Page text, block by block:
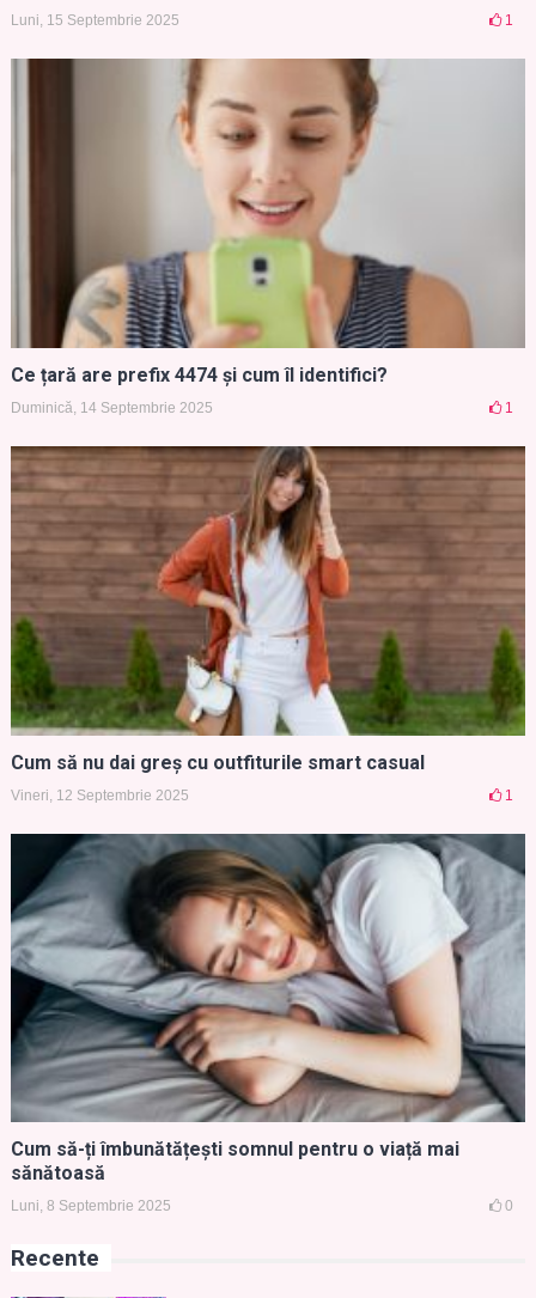
Luni, 15 Septembrie 2025 1
Ce țară are prefix 4474 și cum îl identifici?
Duminică, 14 Septembrie 2025 1
Cum să nu dai greș cu outfiturile smart casual
Vineri, 12 Septembrie 2025 1
Cum să-ți îmbunătățești somnul pentru o viață mai
sănătoasă
Luni, 8 Septembrie 2025 0
Recente